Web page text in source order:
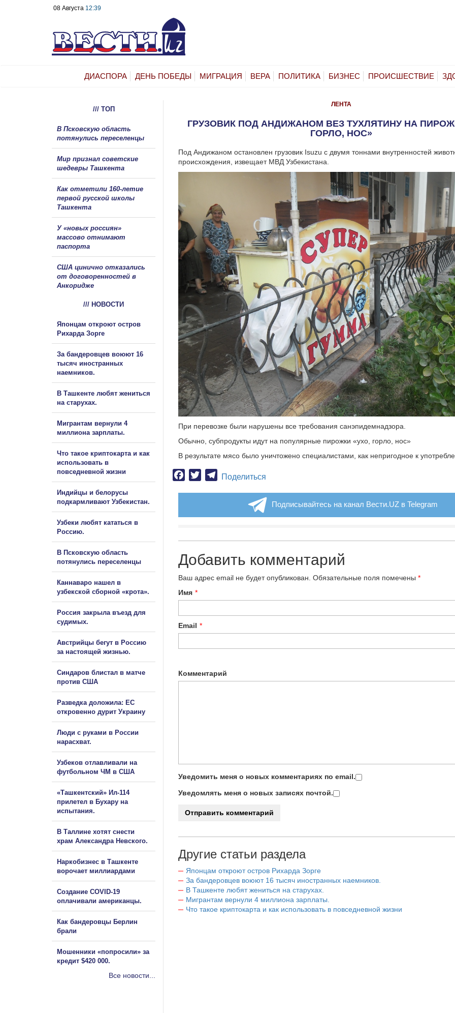
08 Августа 12:39
ДИАСПОРА ДЕНЬ ПОБЕДЫ МИГРАЦИЯ ВЕРА ПОЛИТИКА БИЗНЕС ПРОИСШЕСТВИЕ
ЛЕНТА
ГРУЗОВИК ПОД АНДИЖАНОМ ВЕЗ ТУХЛЯТИНУ НА
ГОРЛО, НОС»
Под Андижаном остановлен грузовик Isuzu с двумя тоннами внутренностей
происхождения, извещает МВД Узбекистана.
При перевозке были нарушены все требования санэпидемнадзора.
Обычно, субпродукты идут на популярные пирожки «ухо, горло, нос»
В результате мясо было уничтожено специалистами, как непригодное к
Facebook
TwitterTelegram
Поделиться
Подписывайтесь на канал Вести.UZ в Telegram
Добавить комментарий
Ваш адрес email не будет опубликован. Обязательные поля помечены *
Имя *
Email *
Комментарий
Уведомить меня о новых комментариях по email.
Уведомлять меня о новых записях почтой.
Другие статьи раздела
Японцам откроют остров Рихарда Зорге
За бандеровцев воюют 16 тысяч иностранных наемников.
В Ташкенте любят жениться на старухах.
Мигрантам вернули 4 миллиона зарплаты.
Что такое криптокарта и как использовать в повседневной жизни
/// ТОП
В Псковскую область
потянулись переселенцы
Мир признал советские
шедевры Ташкента
Как отметили 160-летие
первой русской школы
Ташкента
У «новых россиян»
массово отнимают
паспорта
США цинично отказались
от договоренностей в
Анкоридже
/// НОВОСТИ
Японцам откроют остров
Рихарда Зорге
За бандеровцев воюют 16
тысяч иностранных
наемников.
В Ташкенте любят жениться
на старухах.
Мигрантам вернули 4
миллиона зарплаты.
Что такое криптокарта и как
использовать в
повседневной жизни
Индийцы и белорусы
подкармливают Узбекистан.
Узбеки любят кататься в
Россию.
В Псковскую область
потянулись переселенцы
Каннаваро нашел в
узбекской сборной «крота».
Россия закрыла въезд для
судимых.
Австрийцы бегут в Россию
за настоящей жизнью.
Синдаров блистал в матче
против США
Разведка доложила: ЕС
откровенно дурит Украину
Люди с руками в России
нарасхват.
Узбеков отлавливали на
футбольном ЧМ в США
«Ташкентский» Ил-114
прилетел в Бухару на
испытания.
В Таллине хотят снести
храм Александра Невского.
Наркобизнес в Ташкенте
ворочает миллиардами
Создание COVID-19
оплачивали американцы.
Как бандеровцы Берлин
брали
Мошенники «попросили» за
кредит $420 000.
Все новости...